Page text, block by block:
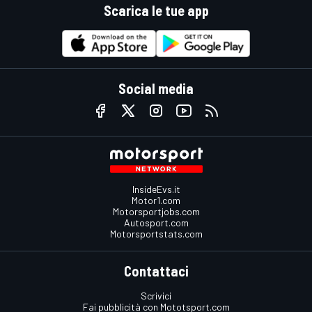
Scarica le tue app
Social media
InsideEvs.it
Motor1.com
Motorsportjobs.com
Autosport.com
Motorsportstats.com
Contattaci
Scrivici
Fai pubblicità con Mototsport.com